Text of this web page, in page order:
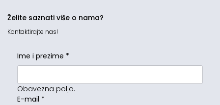
Želite saznati više o nama?
Kontaktirajte nas!
Ime i prezime *
Obavezna polja.
E-mail *